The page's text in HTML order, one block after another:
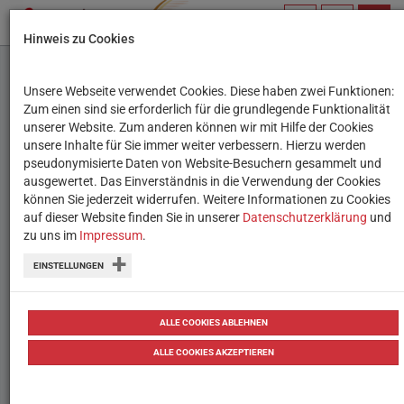
Online-Workshops für
Lehrende: Jetzt
anmelden!
Fortbildung via Zoom: Viele Workshops
des Wiener Bildungsservers werden
online abgehalten.
20.01.2021
Hinweis zu Cookies
Unsere Webseite verwendet Cookies. Diese haben zwei Funktionen:
Zum einen sind sie erforderlich für die grundlegende Funktionalität
unserer Website. Zum anderen können wir mit Hilfe der Cookies
unsere Inhalte für Sie immer weiter verbessern. Hierzu werden
pseudonymisierte Daten von Website-Besuchern gesammelt und
ausgewertet. Das Einverständnis in die Verwendung der Cookies
können Sie jederzeit widerrufen. Weitere Informationen zu Cookies
auf dieser Website finden Sie in unserer Datenschutzerklärung und
zu uns im Impressum.
EINSTELLUNGEN
ALLE COOKIES ABLEHNEN
ALLE COOKIES AKZEPTIEREN